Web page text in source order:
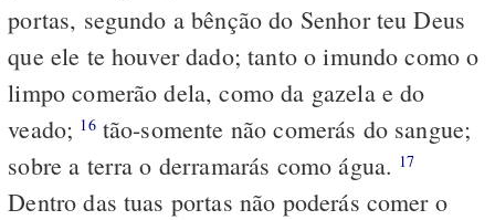
portas, segundo a bênção do Senhor teu Deus
que ele te houver dado; tanto o imundo como o
limpo comerão dela, como da gazela e do
veado; 16tão-somente não comerás do sangue;
sobre a terra o derramarás como água. 17
Dentro das tuas portas não poderás comer o